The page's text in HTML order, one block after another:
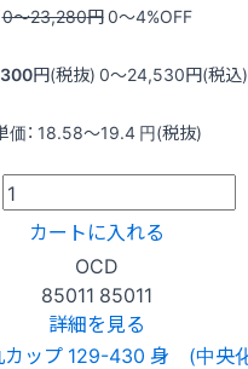
0〜23,280円0〜4%OFF
円(税抜) 0〜24,530円(税込)
価： 18.58〜19.4 円(税抜)
カートに入れる
OCD
85011 85011
詳細を見る